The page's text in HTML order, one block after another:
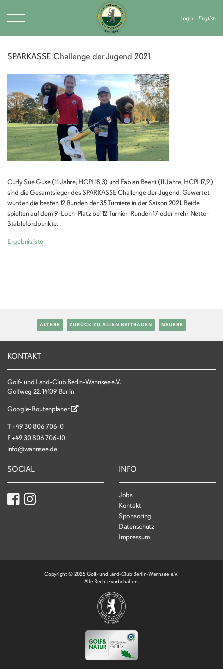
Login English
SPARKASSE Challenge der Jugend 2021
Curly Sue Guse (11 Jahre, HCPI 18,3) und Fabian Beerli (11 Jahre, HCPI 17,9)
sind die Gesamtsieger des SPARKASSE Challenge der Jugend. Gewertet
wurden die besten 12 Runden der 35 Turniere in der Saison 2021. Beide
spielten auf dem 9-Loch-Platz bei 12 Turnier-Runden 17 oder mehr Netto-
Stablefordpunkte.
Ergebnisliste
ÄLTERE ZURÜCK ZU ALLEN BEITRÄGEN NEUERE
KONTAKT
Golf- und Land-Club Berlin-Wannsee e.V.
Golfweg 22, 14109 Berlin
Google-Routenplaner
T+49 30 806 706-0
F+49 30 806 706-10
info@wannsee.de
SOCIAL INFO
Jobs
Kontakt
Sponsoring
Datenschutz
Impressum
Copyright © 2025 Golf- und Land-Club Berlin-Wannsee e.V.
Alle Rechte vorbehalten.